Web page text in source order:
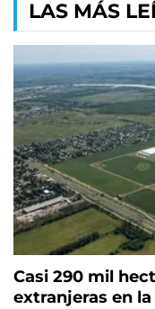
LAS MÁS
Casi 290 mil
extranjeras en